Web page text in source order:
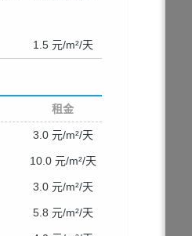
1.5 元/m²/天
租金
3.0 元/m²/天
10.0 元/m²/天
3.0 元/m²/天
5.8 元/m²/天